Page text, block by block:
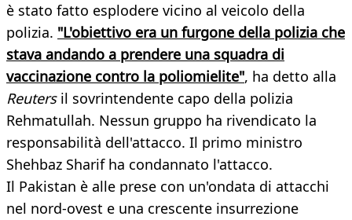
è stato fatto esplodere vicino al veicolo della
polizia. "L'obiettivo era un furgone della polizia che
stava andando a prendere una squadra di
vaccinazione contro la poliomielite", ha detto alla
Reutersil sovrintendente capo della polizia
Rehmatullah. Nessun gruppo ha rivendicato la
responsabilità dell'attacco. Il primo ministro
Shehbaz Sharif ha condannato l'attacco.
Il Pakistan è alle prese con un'ondata di attacchi
nel nord-ovest e una crescente insurrezione